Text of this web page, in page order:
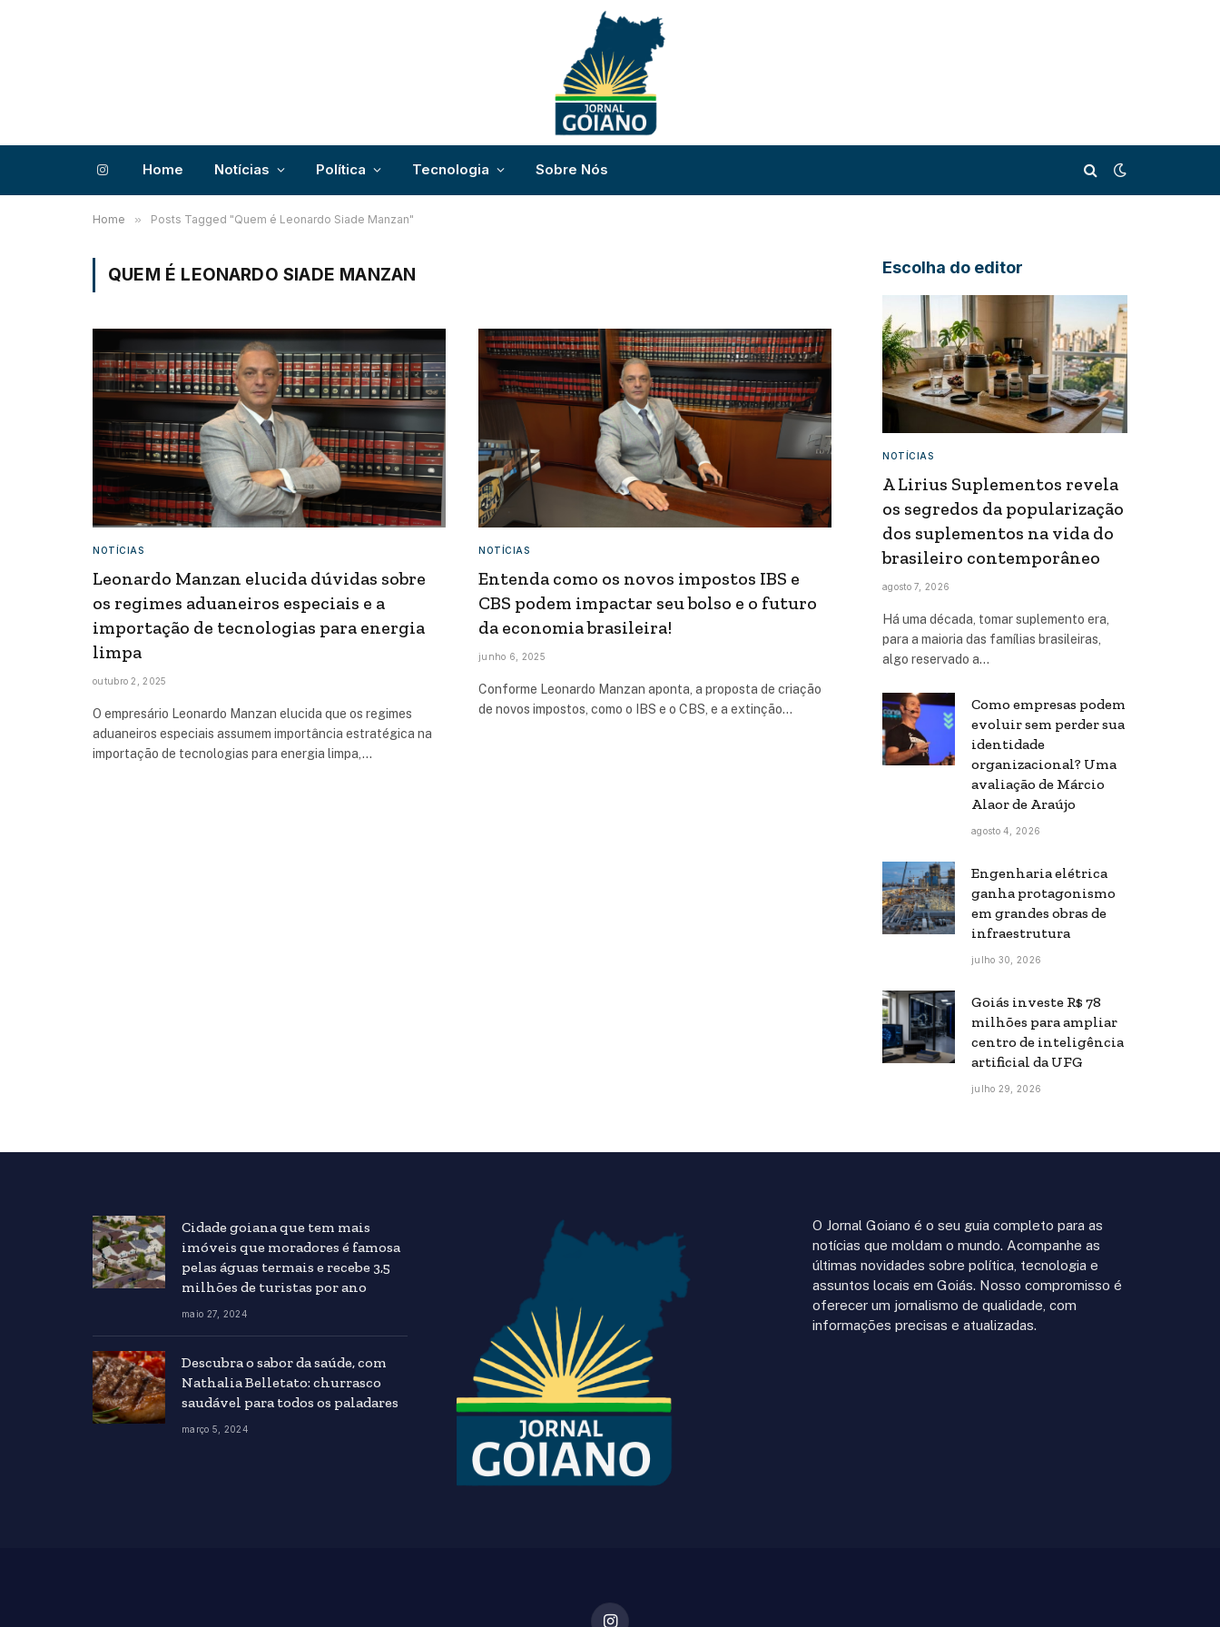
InstagramHome Notícias Política Tecnologia Sobre Nós
Home » Posts Tagged "Quem é Leonardo Siade Manzan"
QUEM É LEONARDO SIADE MANZAN
NOTÍCIAS
Leonardo Manzan elucida dúvidas sobre
os regimes aduaneiros especiais e a
importação de tecnologias para energia
limpa
outubro 2, 2025
O empresário Leonardo Manzan elucida que os regimes
aduaneiros especiais assumem importância estratégica na
importação de tecnologias para energia limpa,…
NOTÍCIAS
Entenda como os novos impostos IBS e
CBS podem impactar seu bolso e o futuro
da economia brasileira!
junho 6, 2025
Conforme Leonardo Manzan aponta, a proposta de criação
de novos impostos, como o IBS e o CBS, e a extinção…
Escolha do editor
NOTÍCIAS
A Lirius Suplementos revela
os segredos da popularização
dos suplementos na vida do
brasileiro contemporâneo
agosto 7, 2026
Há uma década, tomar suplemento era,
para a maioria das famílias brasileiras,
algo reservado a…
Como empresas podem
evoluir sem perder sua
identidade
organizacional? Uma
avaliação de Márcio
Alaor de Araújo
agosto 4, 2026
Engenharia elétrica
ganha protagonismo
em grandes obras de
infraestrutura
julho 30, 2026
Goiás investe R$ 78
milhões para ampliar
centro de inteligência
artificial da UFG
julho 29, 2026
Cidade goiana que tem mais
imóveis que moradores é famosa
pelas águas termais e recebe 3,5
milhões de turistas por ano
maio 27, 2024
Descubra o sabor da saúde, com
Nathalia Belletato: churrasco
saudável para todos os paladares
março 5, 2024
O Jornal Goiano é o seu guia completo para as
notícias que moldam o mundo. Acompanhe as
últimas novidades sobre política, tecnologia e
assuntos locais em Goiás. Nosso compromisso é
oferecer um jornalismo de qualidade, com
informações precisas e atualizadas.